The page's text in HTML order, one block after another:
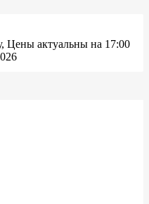
Цены актуальны на 17:00